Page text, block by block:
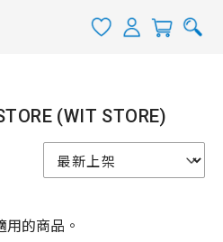
(WIT STORE)
用的商品。